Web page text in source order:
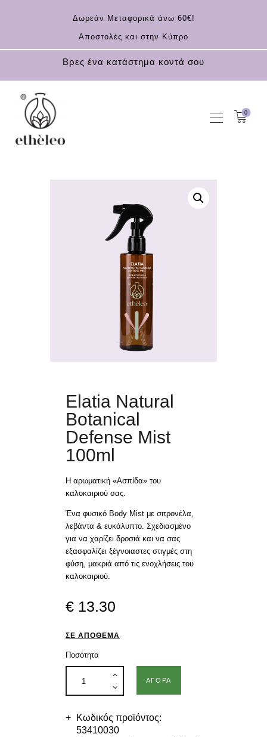
Δωρεάν Μεταφορικά άνω 60€!
Αποστολές και στην Κύπρο
Βρες ένα κατάστημα κοντά σου
0
ΑΡΧΙΚΗ
ΑΝΤΗΛΙΑΚΆ
ΑΙΘΕΡΙΑ ΕΛΑΙΑ
ΕΠΙΚΟΙΝΩΝΙΑ
Elatia Natural
Botanical
Defense Mist
100ml
Η αρωματική «Ασπίδα» του
καλοκαιριού σας.
Ένα φυσικό Body Mist με σιτρονέλα,
λεβάντα & ευκάλυπτο. Σχεδιασμένο
για να χαρίζει δροσιά και να σας
εξασφαλίζει ξέγνοιαστες στιγμές στη
φύση, μακριά από τις ενοχλήσεις του
καλοκαιριού.
€ 13.30
ΣΕ ΑΠΌΘΕΜΑ
Ποσότητα
ΑΓΟΡΆ
Κωδικός προϊόντος:
53410030